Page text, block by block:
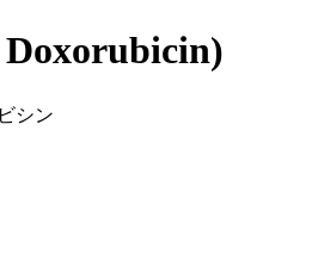
シン